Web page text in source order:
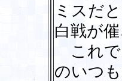
ミスだ
白戦が催
これで
のいつ